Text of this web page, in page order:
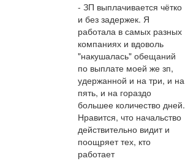
- ЗП выплачивается чётко
и без задержек. Я
работала в самых разных
компаниях и вдоволь
"накушалась" обещаний
по выплате моей же зп,
удержанной и на три, и на
пять, и на гораздо
большее количество дней.
Нравится, что начальство
действительно видит и
поощряет тех, кто
работает